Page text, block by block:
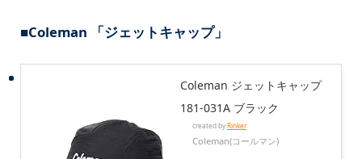
■Coleman 「ジェットキャップ」
Coleman ジェットキャップ
181-031A ブラック
created byRinker
Coleman(コールマン)